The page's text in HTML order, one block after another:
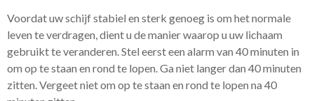
Voordat uw schijf stabiel en sterk genoeg is om het normale
leven te verdragen, dient u de manier waarop u uw lichaam
gebruikt te veranderen. Stel eerst een alarm van 40 minuten in
om op te staan ​​en rond te lopen. Ga niet langer dan 40 minuten
zitten. Vergeet niet om op te staan ​​en rond te lopen na 40